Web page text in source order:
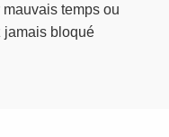
temps ou
jamais bloqué